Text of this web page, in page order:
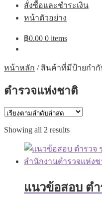
สั่งซื้อและชำระเงิน
หน้าตัวอย่าง
฿0.00 0 items
หน้าหลัก / สินค้าที่มีป้ายกำกั
ตำรวจแห่งชาติ
Showing all 2 resultsSorted
latest
แนวข้อสอบ ตำ